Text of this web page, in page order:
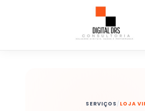
SERVIÇOS / LOJA